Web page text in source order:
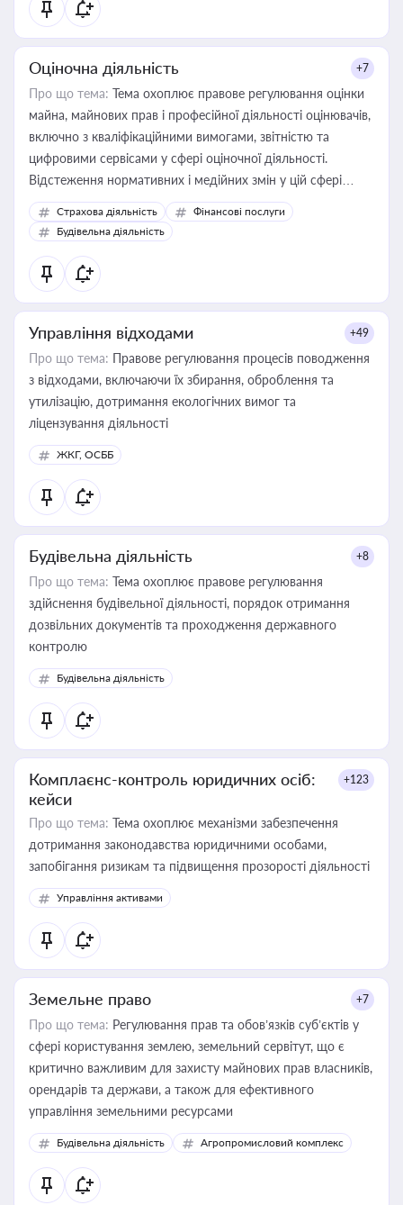
Оціночна діяльність +7
Про що тема: Тема охоплює правове регулювання оцінки
майна, майнових прав і професійної діяльності оцінювачів,
включно з кваліфікаційними вимогами, звітністю та
цифровими сервісами у сфері оціночної діяльності.
Відстеження нормативних і медійних змін у цій сфері
корисне для власника бізнесу, керівника, юриста або
бухгалтера під час оподаткування, приватизації, оренди
державного майна, корпоративних угод і перевірки
статусу суб'єктів оціночної діяльності
Страхова діяльність
Фінансові послуги
Будівельна діяльність
Управління відходами +49
Про що тема: Правове регулювання процесів поводження
з відходами, включаючи їх збирання, оброблення та
утилізацію, дотримання екологічних вимог та
ліцензування діяльності
ЖКГ, ОСББ
Будівельна діяльність +8
Про що тема: Тема охоплює правове регулювання
здійснення будівельної діяльності, порядок отримання
дозвільних документів та проходження державного
контролю
Будівельна діяльність
Комплаєнс-контроль юридичних осіб:
кейси
+123
Про що тема: Тема охоплює механізми забезпечення
дотримання законодавства юридичними особами,
запобігання ризикам та підвищення прозорості діяльності
Управління активами
Земельне право +7
Про що тема: Регулювання прав та обов’язків суб’єктів у
сфері користування землею, земельний сервітут, що є
критично важливим для захисту майнових прав власників,
орендарів та держави, а також для ефективного
управління земельними ресурсами
Будівельна діяльність Агропромисловий комплекс